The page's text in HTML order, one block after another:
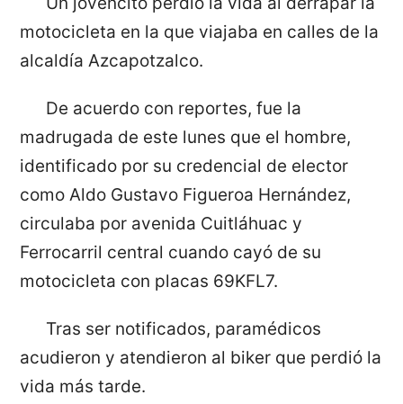
motocicleta en la que viajaba en calles de la
alcaldía Azcapotzalco.
De acuerdo con reportes, fue la
madrugada de este lunes que el hombre,
identificado por su credencial de elector
como Aldo Gustavo Figueroa Hernández,
circulaba por avenida Cuitláhuac y
Ferrocarril central cuando cayó de su
motocicleta con placas 69KFL7.
Tras ser notificados, paramédicos
acudieron y atendieron al biker que perdió la
vida más tarde.